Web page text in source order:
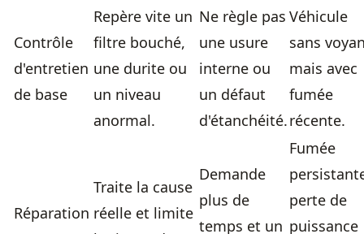
Contrôle
d'entretien
de base
Repère vite un
filtre bouché,
une durite ou
un niveau
anormal.
Ne règle pas
une usure
interne ou
un défaut
d'étanchéité.
Véhicule
sans
mais avec
fumée
récente.
Réparation
Traite la cause
réelle et limite
Demande
plus de
temps et un
Fumée
perte de
puissance